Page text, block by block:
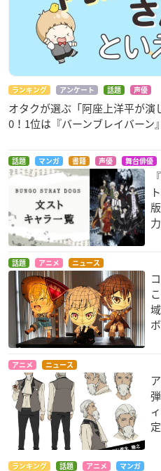
ランキング アンケート 話題 声優
オタクが選ぶ「阿座上洋平が演
0！1位は『バーンブレイバーン
話題 マンガ 書籍 声優 舞台俳優
話題 アニメ ニュース
アニメ ニュース
ランキング 話題 アニメ マンガ